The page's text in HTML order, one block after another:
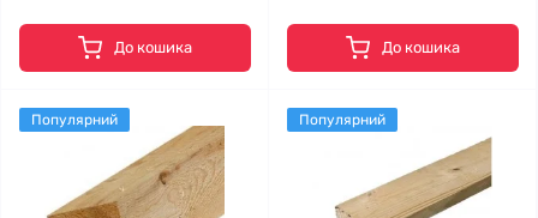
До кошика До кошика
Популярний Популярний